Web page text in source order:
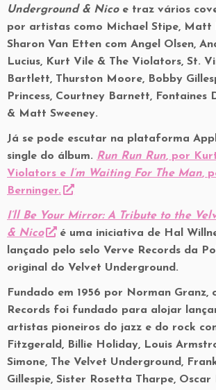
Underground & Nicoe traz vários
por artistas como Michael Stipe, Matt
Sharon Van Etten com Angel Olsen,
Lucius, Kurt Vile & The Violators, St.
Bartlett, Thurston Moore, Bobby
Princess, Courtney Barnett, Fontaines
& Matt Sweeney.
Já se pode escutar na plataforma
single do álbum. Run Run Run, por
Violators e I’m Waiting For The Man,
Berninger.
I’ll Be Your Mirror: A Tribute to the
& Nico
é uma iniciativa de Hal
lançado pelo selo Verve Records da
original do Velvet Underground.
Fundado em 1956 por Norman Granz,
Records foi fundado para alojar
artistas pioneiros do jazz e do rock
Fitzgerald, Billie Holiday, Louis
Simone, The Velvet Underground,
Gillespie, Sister Rosetta Tharpe, Oscar